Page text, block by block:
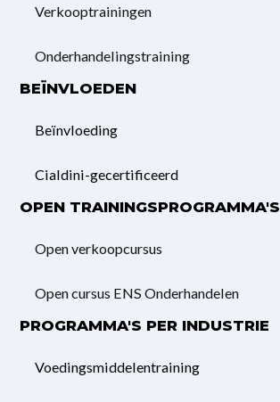
Verkooptrainingen
Onderhandelings­training
BEÏNVLOEDEN
Beïnvloeding
Cialdini-gecertificeerd
OPEN TRAININGSPROGRAMMA'S
Open verkoopcursus
Open cursus ENS Onderhandelen
PROGRAMMA'S PER INDUSTRIE
Voedingsmiddelentraining